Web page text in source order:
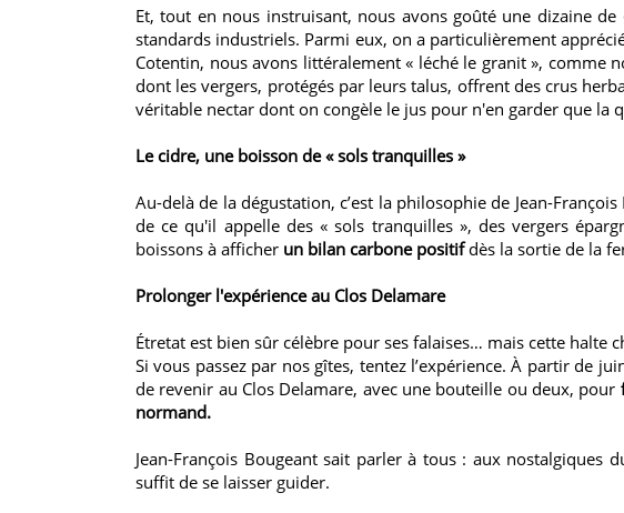
Et, tout en nous instruisant, nous avons goûté une dizaine de
standards industriels. Parmi eux, on a particulièrement
Cotentin, nous avons littéralement « léché le granit », comme
dont les vergers, protégés par leurs talus, offrent des crus
véritable nectar dont on congèle le jus pour n'en garder que la
Le cidre, une boisson de « sols tranquilles »
Au-delà de la dégustation, c’est la philosophie de Jean-
de ce qu'il appelle des « sols tranquilles », des vergers
boissons à afficher un bilan carbone positifdès la sortie de la
Prolonger l'expérience au Clos Delamare
Étretat est bien sûr célèbre pour ses falaises… mais cette halte
Si vous passez par nos gîtes, tentez l’expérience. À partir de
de revenir au Clos Delamare, avec une bouteille ou deux, pour
normand.
Jean-François Bougeant sait parler à tous : aux
suffit de se laisser guider.